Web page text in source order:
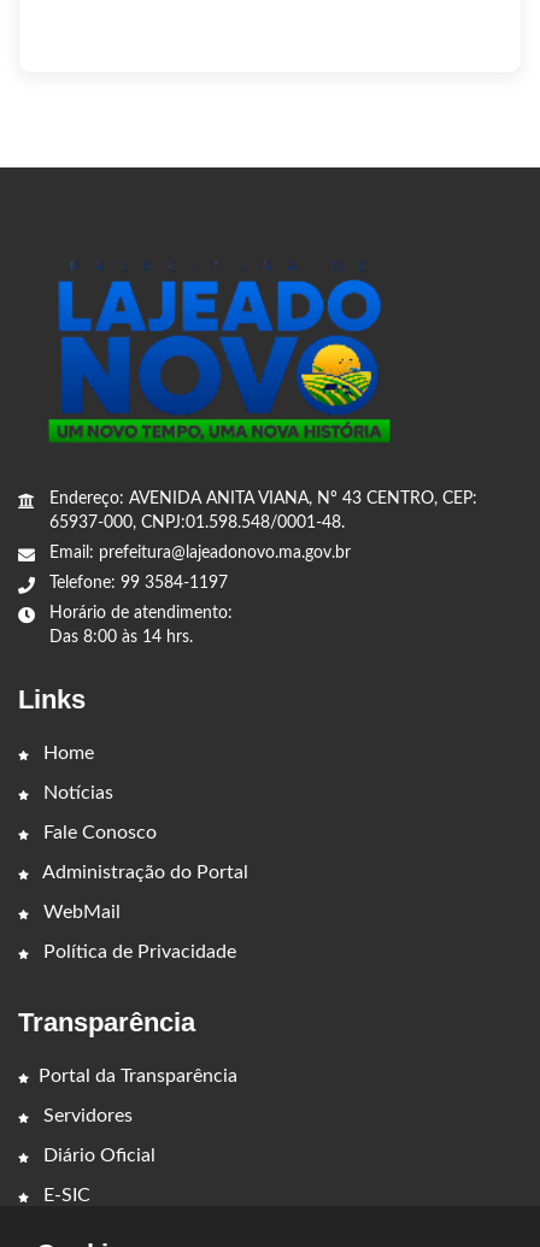
Endereço: AVENIDA ANITA VIANA, Nº 43 CENTRO, CEP:
65937-000, CNPJ:01.598.548/0001-48.
Email: prefeitura@lajeadonovo.ma.gov.br
Telefone: 99 3584-1197
Horário de atendimento:
Das 8:00 às 14 hrs.
Links
Home
Notícias
Fale Conosco
Administração do Portal
WebMail
Política de Privacidade
Transparência
Portal da Transparência
Servidores
Diário Oficial
E-SIC